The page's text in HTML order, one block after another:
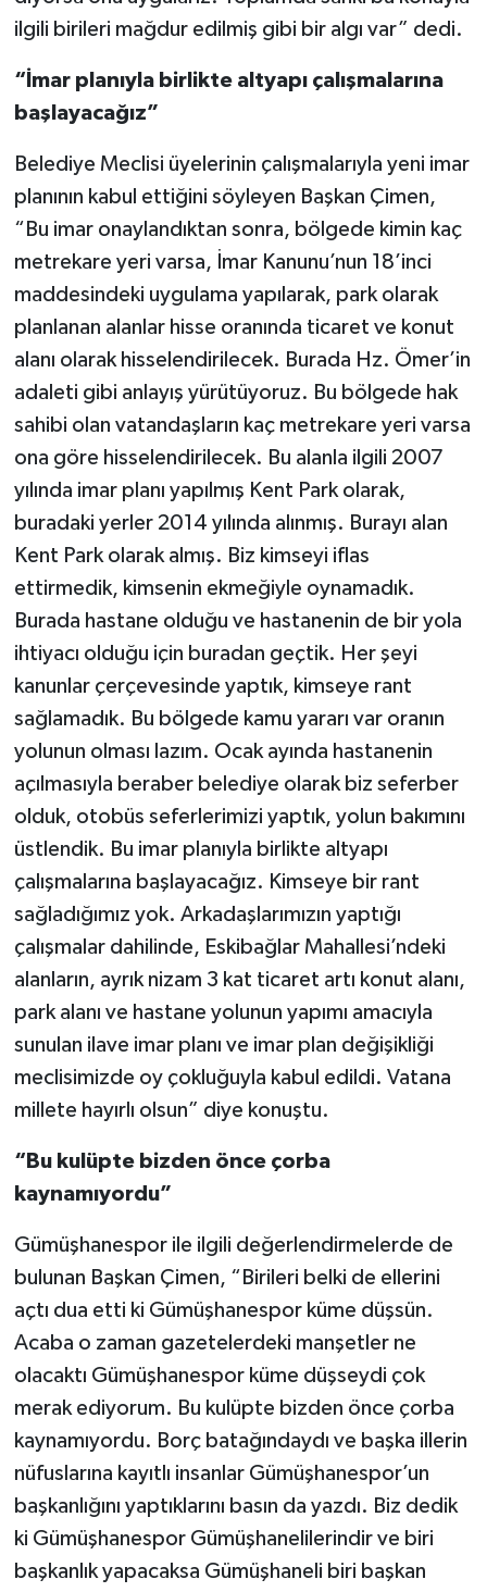
ilgili birileri mağdur edilmiş gibi bir algı var” dedi.
“İmar planıyla birlikte altyapı çalışmalarına
başlayacağız”
Belediye Meclisi üyelerinin çalışmalarıyla yeni imar
planının kabul ettiğini söyleyen Başkan Çimen,
“Bu imar onaylandıktan sonra, bölgede kimin kaç
metrekare yeri varsa, İmar Kanunu’nun 18’inci
maddesindeki uygulama yapılarak, park olarak
planlanan alanlar hisse oranında ticaret ve konut
alanı olarak hisselendirilecek. Burada Hz. Ömer’in
adaleti gibi anlayış yürütüyoruz. Bu bölgede hak
sahibi olan vatandaşların kaç metrekare yeri varsa
ona göre hisselendirilecek. Bu alanla ilgili 2007
yılında imar planı yapılmış Kent Park olarak,
buradaki yerler 2014 yılında alınmış. Burayı alan
Kent Park olarak almış. Biz kimseyi iflas
ettirmedik, kimsenin ekmeğiyle oynamadık.
Burada hastane olduğu ve hastanenin de bir yola
ihtiyacı olduğu için buradan geçtik. Her şeyi
kanunlar çerçevesinde yaptık, kimseye rant
sağlamadık. Bu bölgede kamu yararı var oranın
yolunun olması lazım. Ocak ayında hastanenin
açılmasıyla beraber belediye olarak biz seferber
olduk, otobüs seferlerimizi yaptık, yolun bakımını
üstlendik. Bu imar planıyla birlikte altyapı
çalışmalarına başlayacağız. Kimseye bir rant
sağladığımız yok. Arkadaşlarımızın yaptığı
çalışmalar dahilinde, Eskibağlar Mahallesi’ndeki
alanların, ayrık nizam 3 kat ticaret artı konut alanı,
park alanı ve hastane yolunun yapımı amacıyla
sunulan ilave imar planı ve imar plan değişikliği
meclisimizde oy çokluğuyla kabul edildi. Vatana
millete hayırlı olsun” diye konuştu.
“Bu kulüpte bizden önce çorba
kaynamıyordu”
Gümüşhanespor ile ilgili değerlendirmelerde de
bulunan Başkan Çimen, “Birileri belki de ellerini
açtı dua etti ki Gümüşhanespor küme düşsün.
Acaba o zaman gazetelerdeki manşetler ne
olacaktı Gümüşhanespor küme düşseydi çok
merak ediyorum. Bu kulüpte bizden önce çorba
kaynamıyordu. Borç batağındaydı ve başka illerin
nüfuslarına kayıtlı insanlar Gümüşhanespor’un
başkanlığını yaptıklarını basın da yazdı. Biz dedik
ki Gümüşhanespor Gümüşhanelilerindir ve biri
başkanlık yapacaksa Gümüşhaneli biri başkan